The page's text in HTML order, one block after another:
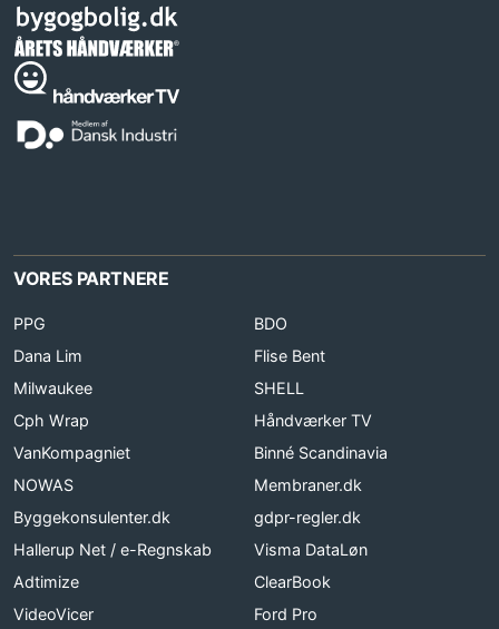
VORES PARTNERE
PPG
BDO
Dana Lim
Flise Bent
Milwaukee
SHELL
Cph Wrap
Håndværker TV
VanKompagniet
Binné Scandinavia
NOWAS
Membraner.dk
Byggekonsulenter.dk
gdpr-regler.dk
Hallerup Net / e-Regnskab
Visma DataLøn
Adtimize
ClearBook
VideoVicer
Ford Pro